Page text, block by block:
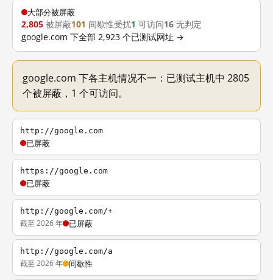
大部分被屏蔽
2,805 被屏蔽101 间歇性受扰1 可访问16 无判定
google.com 下全部 2,923 个已测试网址 →
google.com 下各主机情况不一：已测试主机中 2805
个被屏蔽，1 个可访问。
http://google.com
已屏蔽
https://google.com
已屏蔽
http://google.com/+
截至 2026 年 已屏蔽
http://google.com/a
截至 2026 年 间歇性